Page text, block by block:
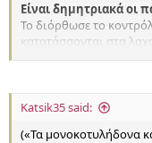
Είναι δημητριακά οι
Το διόρθωσε το
κατατάσσονται στα
με τα δημητριακά,
Επίσης, ο Γρηγόρης
Katsik35 said:
(«Τα μονοκοτυλήδονα